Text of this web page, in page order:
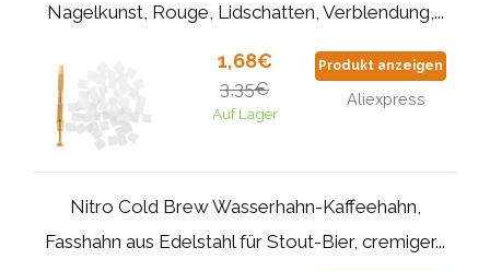
Nagelkunst, Rouge, Lidschatten, Verblendung,...
1,68€
3,35€
Auf Lager
Produkt anzeigen
Aliexpress
Nitro Cold Brew Wasserhahn-Kaffeehahn,
Fasshahn aus Edelstahl für Stout-Bier, cremiger...